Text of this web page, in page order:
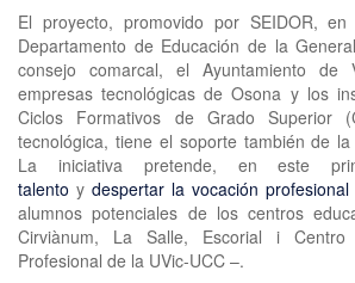
El proyecto, promovido por SEIDOR,
Departamento de Educación de la
consejo comarcal, el Ayuntamiento
empresas tecnológicas de Osona y los
Ciclos Formativos de Grado Superior
tecnológica, tiene el soporte también de
La iniciativa pretende, en este
talento y despertar la vocación profesional
alumnos potenciales de los centros
Cirviànum, La Salle, Escorial i
Profesional de la UVic-UCC –.